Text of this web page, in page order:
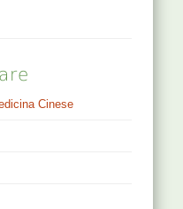
Cinese